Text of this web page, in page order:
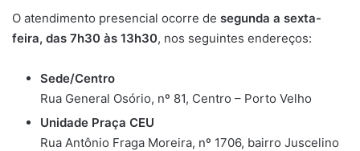
O atendimento presencial ocorre de segunda a sexta-
feira, das 7h30 às 13h30, nos seguintes endereços:
Sede/Centro
Rua General Osório, nº 81, Centro – Porto Velho
Unidade Praça CEU
Rua Antônio Fraga Moreira, nº 1706, bairro Juscelino